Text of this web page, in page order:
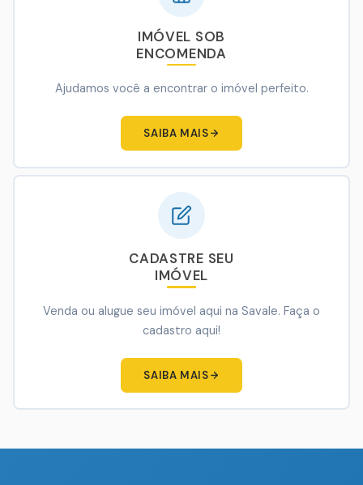
IMÓVEL SOB
ENCOMENDA
Ajudamos você a encontrar o imóvel perfeito.
SAIBA MAIS
CADASTRE SEU
IMÓVEL
Venda ou alugue seu imóvel aqui na Savale. Faça o
cadastro aqui!
SAIBA MAIS